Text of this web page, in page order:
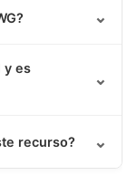
⌄
y es
⌄
recurso? ⌄